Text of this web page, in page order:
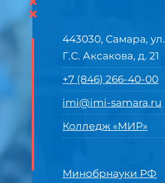
×
443030, Самара, ул.
Г.С. Аксакова, д. 21
+7 (846) 266-40-00
imi@imi-samara.ru
Колледж «МИР»
Минобрнауки РФ